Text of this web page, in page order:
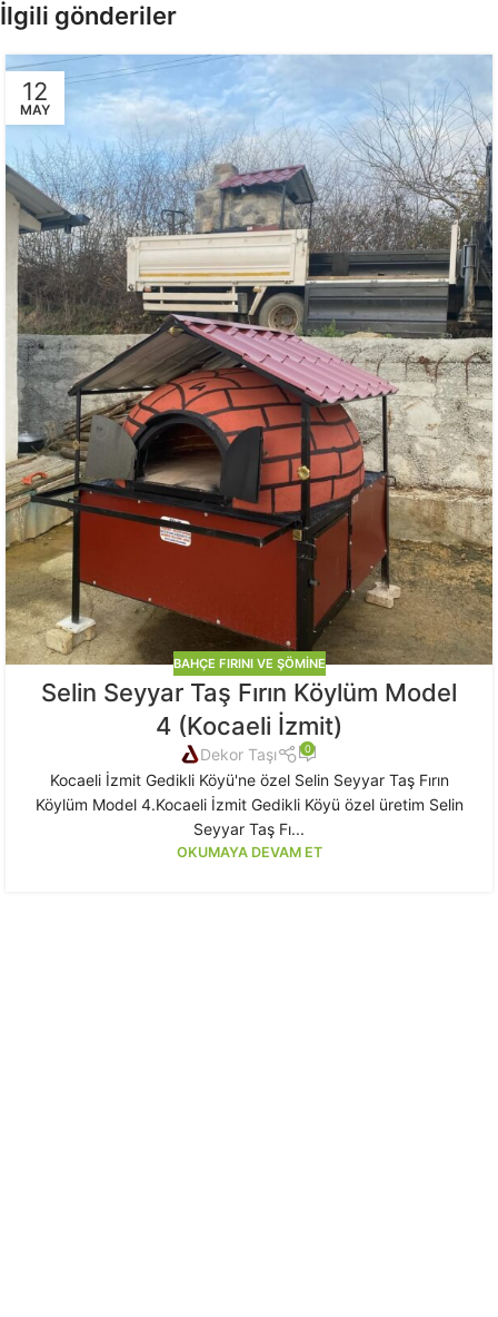
İlgili gönderiler
12
MAY
BAHÇE FIRINI VE ŞÖMINE
Selin Seyyar Taş Fırın Köylüm Model
4 (Kocaeli İzmit)
Dekor Taşı 0
Kocaeli İzmit Gedikli Köyü'ne özel Selin Seyyar Taş Fırın
Köylüm Model 4.Kocaeli İzmit Gedikli Köyü özel üretim Selin
Seyyar Taş Fı...
OKUMAYA DEVAM ET